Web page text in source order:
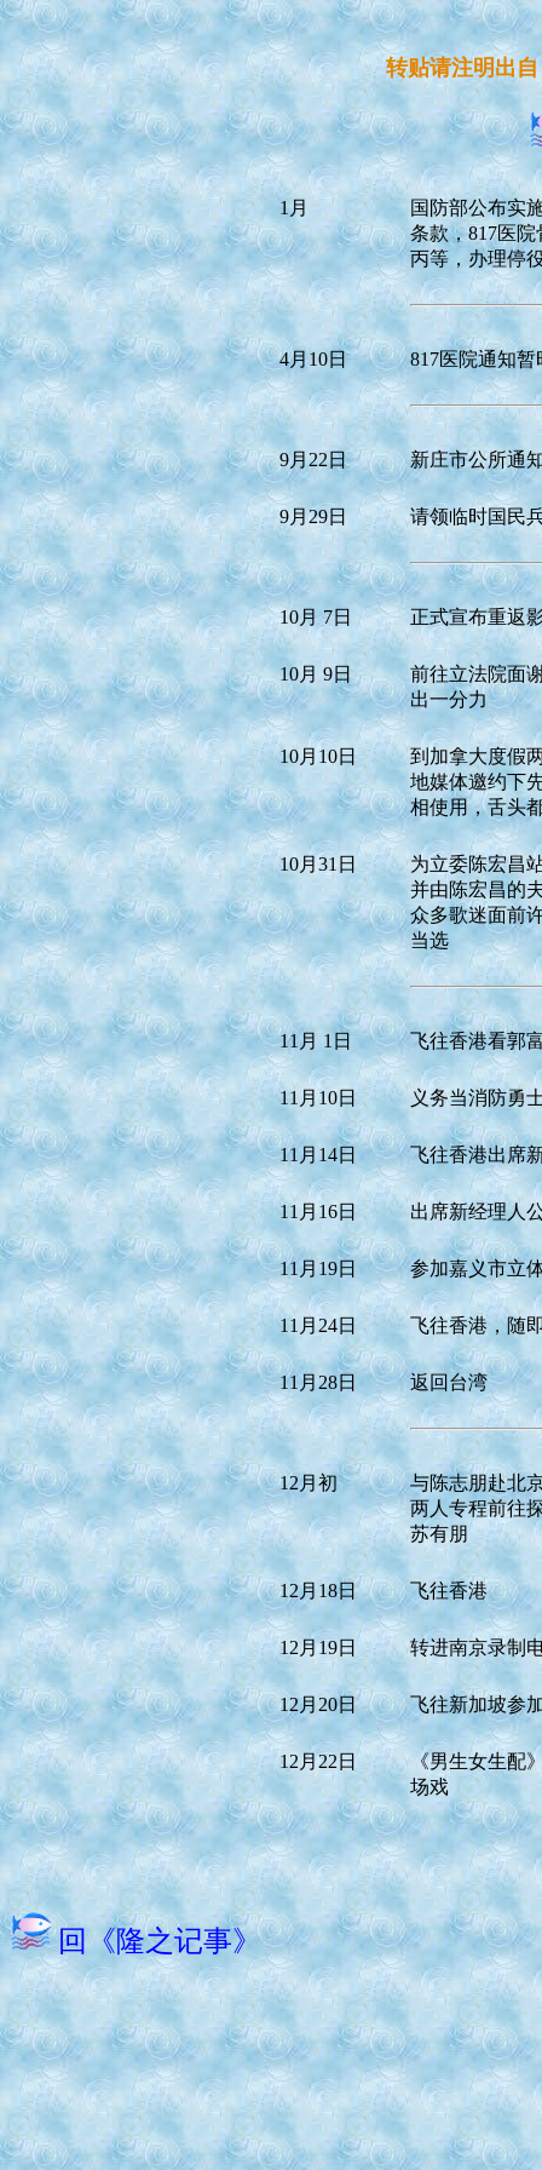
转贴请注明出
1月
国防部公布实
条款，817医
丙等，办理停
4月10日 817医院通知
9月22日 新庄市公所通
9月29日 请领临时国民
10月 7日 正式宣布重返
10月 9日
前往立法院面
出一分力
10月10日
到加拿大度假
地媒体邀约下
相使用，舌头
10月31日
为立委陈宏昌
并由陈宏昌的
众多歌迷面前
当选
11月 1日 飞往香港看郭
11月10日 义务当消防勇
11月14日 飞往香港出席
11月16日 出席新经理人
11月19日 参加嘉义市立
11月24日 飞往香港，随
11月28日 返回台湾
12月初
与陈志朋赴北
两人专程前往
苏有朋
12月18日 飞往香港
12月19日 转进南京录制
12月20日 飞往新加坡参
12月22日
《男生女生配
场戏
回《隆之记事》